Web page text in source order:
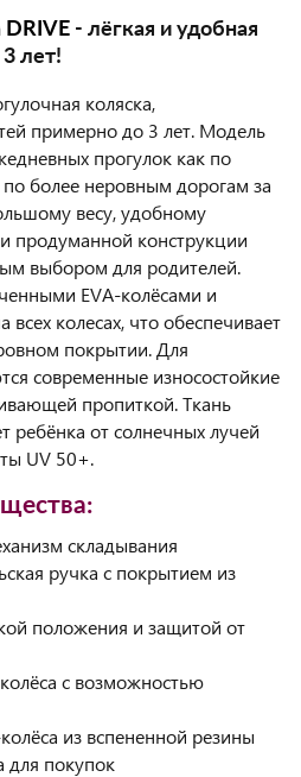
DRIVE - лёгкая и удобная
лет!
коляска,
примерно до 3 лет. Модель
прогулок как по
более неровным дорогам за
весу, удобному
продуманной конструкции
выбором для родителей.
EVA-колёсами и
колесах, что обеспечивает
покрытии. Для
современные износостойкие
пропиткой. Ткань
ребёнка от солнечных лучей
UV 50+.
складывания
ручка с покрытием из
положения и защитой от
с возможностью
из вспененной резины
для покупок